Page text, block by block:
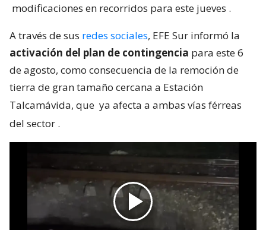
modificaciones en recorridos para este jueves .
A través de sus redes sociales, EFE Sur informó la
activación del plan de contingencia para este 6
de agosto, como consecuencia de la remoción de
tierra de gran tamaño cercana a Estación
Talcamávida, que ya afecta a ambas vías férreas
del sector .